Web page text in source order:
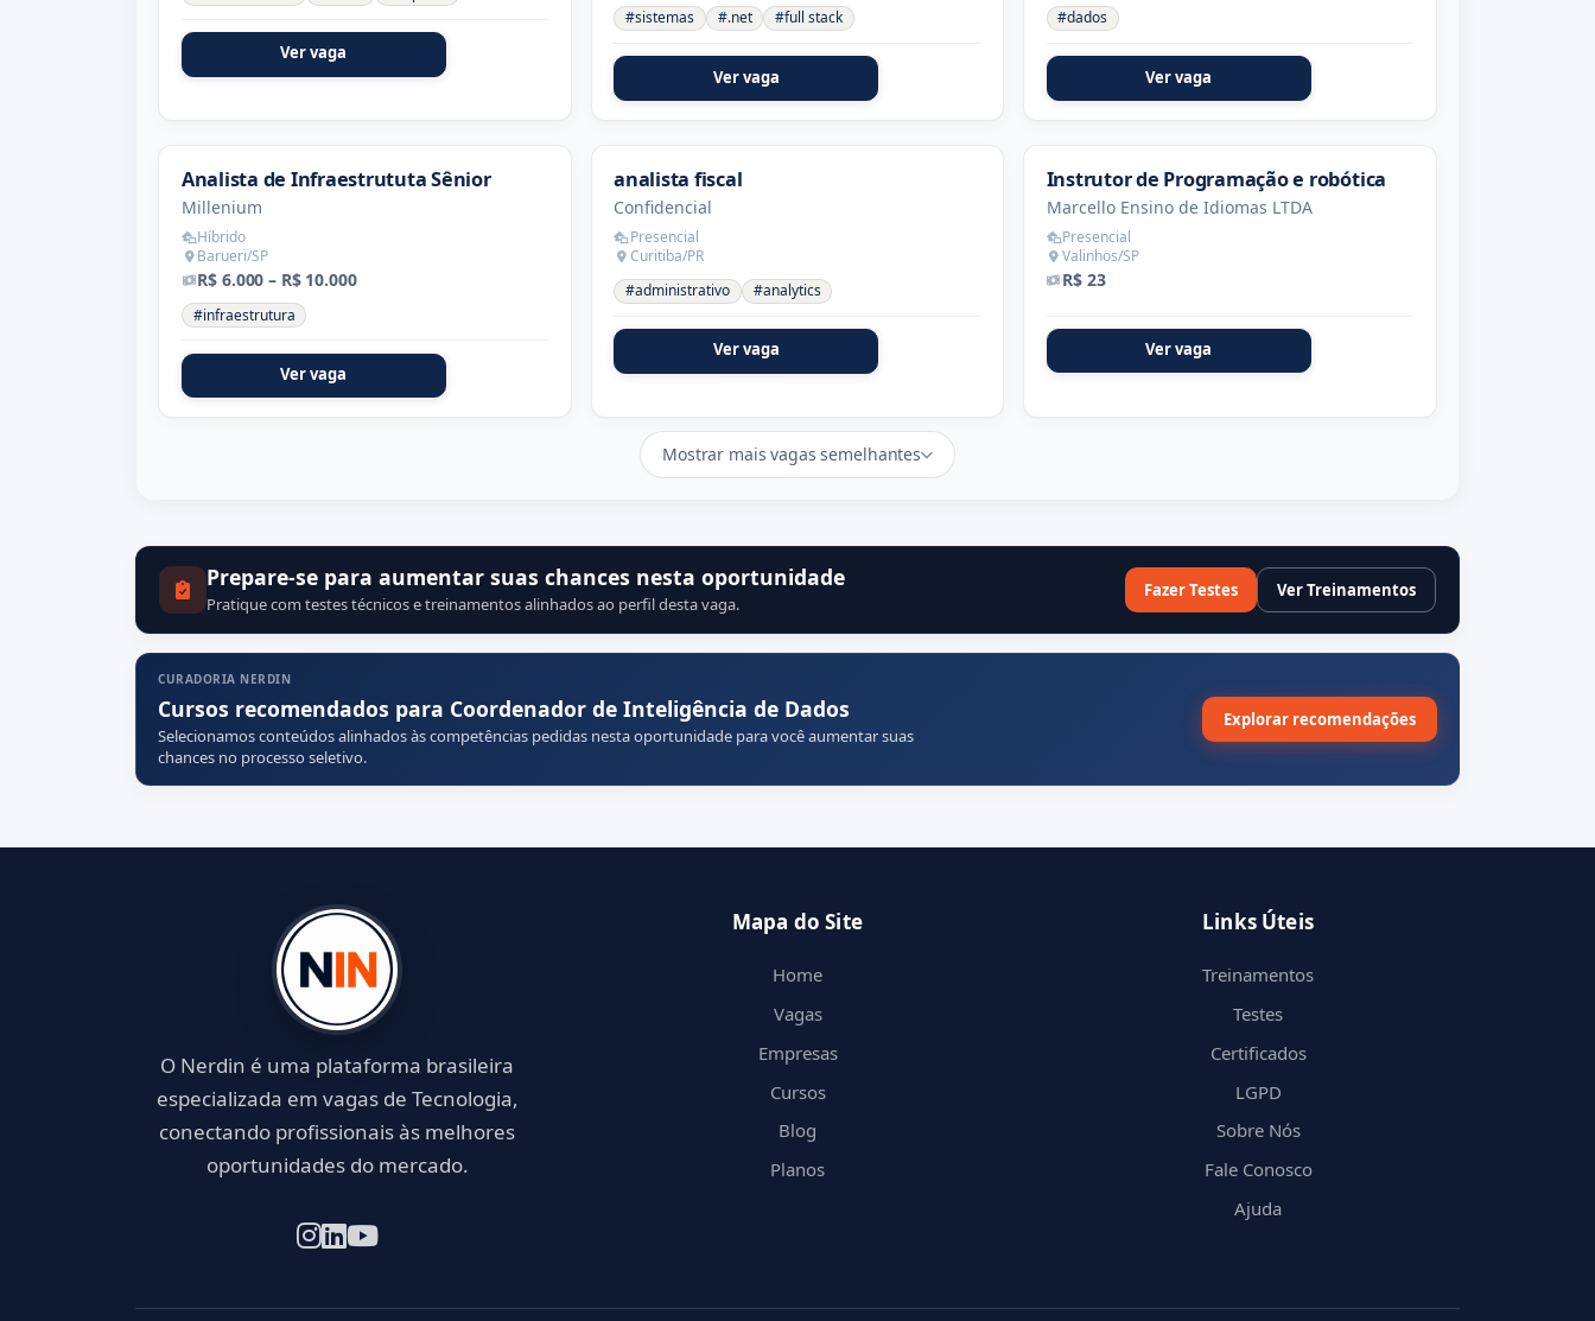
Ver vaga
#sistemas #.net #full stack
Ver vaga
#dados
Ver vaga
Analista de Infraestrututa Sênior
Millenium
Híbrido
Barueri/SP
R$ 6.000 – R$ 10.000
#infraestrutura
Ver vaga
analista fiscal
Confidencial
Presencial
Curitiba/PR
#administrativo
#analytics
Ver vaga
Instrutor de Programação e robótica
Marcello Ensino de Idiomas LTDA
Presencial
Valinhos/SP
R$ 23
Ver vaga
Mostrar mais vagas semelhantes
Prepare-se para aumentar suas chances nesta oportunidade
Pratique com testes técnicos e treinamentos alinhados ao perfil desta vaga.
Fazer Testes Ver Treinamentos
CURADORIA NERDIN
Cursos recomendados para Coordenador de Inteligência de Dados
Selecionamos conteúdos alinhados às competências pedidas nesta oportunidade para você aumentar suas
chances no processo seletivo.
Explorar recomendações
O Nerdin é uma plataforma brasileira
especializada em vagas de Tecnologia,
conectando profissionais às melhores
oportunidades do mercado.
Mapa do Site
Home
Vagas
Empresas
Cursos
Blog
Planos
Links Úteis
Treinamentos
Testes
Certificados
LGPD
Sobre Nós
Fale Conosco
Ajuda